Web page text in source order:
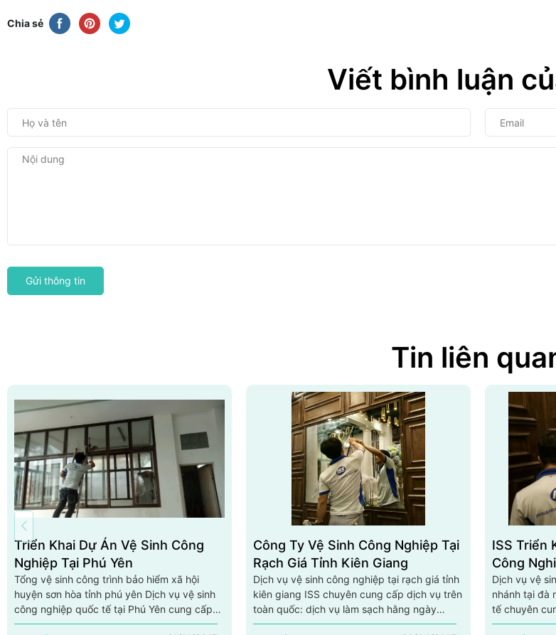
Chia sẻ
Viết bình luận
Gửi thông tin
Tin liên
Triển Khai Dự Án Vệ Sinh Công
Nghiệp Tại Phú Yên
Tổng vệ sinh công trình bảo hiểm xã hội
huyện sơn hòa tỉnh phú yên Dịch vụ vệ sinh
công nghiệp quốc tế tại Phú Yên cung cấp
các dịch vụ vệ sinh công nghiệp như sau:
Công Ty Vệ Sinh Công Nghiệp Tại
Rạch Giá Tỉnh Kiên Giang
Dịch vụ vệ sinh công nghiệp tại rạch giá tỉnh
kiên giang ISS chuyên cung cấp dịch vụ trên
toàn quốc: dịch vụ làm sạch hằng ngày
tại rạch giá tỉnh kiên giang, dịch vụ vệ sinh
ISS Triển
Công
Dịch vụ vệ
nhánh tại đà
tế chuyên
quốc: dịch